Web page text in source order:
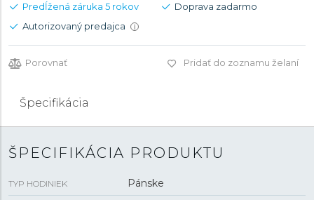
Predĺžená záruka 5 rokov
Doprava zadarmo
Autorizovaný predajca
i
Porovnať Pridať do zoznamu želaní
Špecifikácia
ŠPECIFIKÁCIA PRODUKTU
TYP HODINIEK Pánske